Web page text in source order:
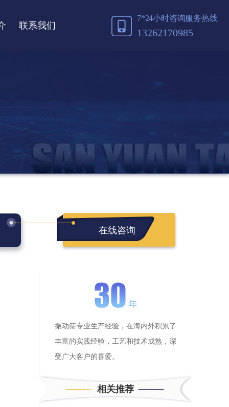
联系我们
7*24小时咨询服务热线
13262170985
在线咨询
振动筛专业生产经验，在海内外积累了
丰富的实践经验，工艺和技术成熟，深
受广大客户的喜爱。
相关推荐